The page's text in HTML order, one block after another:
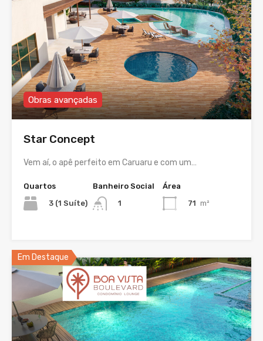
Obras avançadas
Star Concept
Vem aí, o apê perfeito em Caruaru e com um…
Quartos
3 (1 Suíte)
Banheiro Social
1
Área
71 m²
Em Destaque